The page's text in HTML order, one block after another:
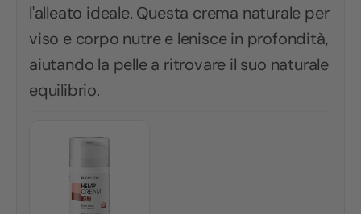
l'alleato ideale. Questa crema naturale per
viso e corpo nutre e lenisce in profondità,
aiutando la pelle a ritrovare il suo naturale
equilibrio.